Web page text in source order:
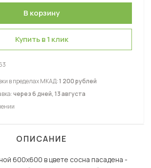
Купить в 1 клик
в пределах МКАД:1 200 рублей
через 6 дней, 13 августа
ОПИСАНИЕ
600х600 в цвете сосна пасадена -